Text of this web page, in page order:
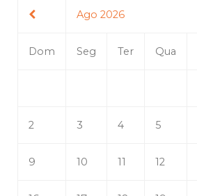
Ago 2026
Dom Seg Ter Qua
2 3 4 5
9 10 11 12